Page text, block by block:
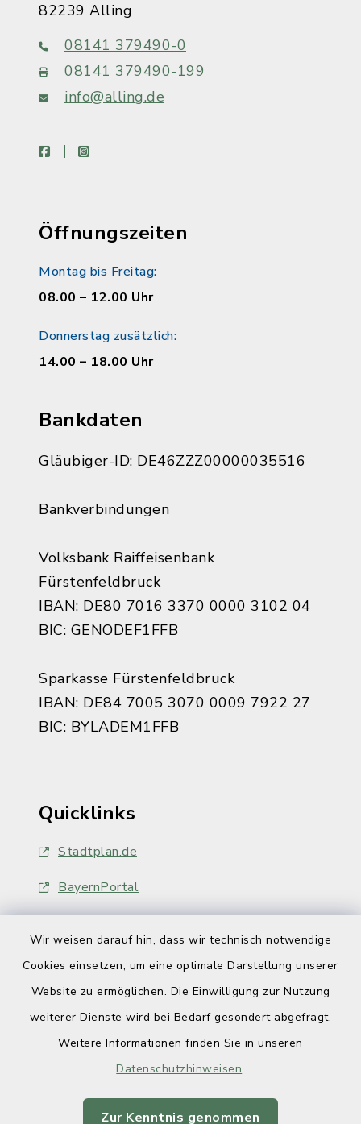
Wir weisen darauf hin, dass wir technisch notwendige
Cookies einsetzen, um eine optimale Darstellung unserer
Website zu ermöglichen. Die Einwilligung zur Nutzung
weiterer Dienste wird bei Bedarf gesondert abgefragt.
Weitere Informationen finden Sie in unseren
Datenschutzhinweisen.
Zur Kenntnis genommen
82239 Alling
08141 379490-0
08141 379490-199
info@alling.de
facebookinstagram
Öffnungszeiten
Montag bis Freitag:
08.00 – 12.00 Uhr
Donnerstag zusätzlich:
14.00 – 18.00 Uhr
Bankdaten
Gläubiger-ID: DE46ZZZ00000035516
Bankverbindungen
Volksbank Raiffeisenbank
Fürstenfeldbruck
IBAN: DE80 7016 3370 0000 3102 04
BIC: GENODEF1FFB
Sparkasse Fürstenfeldbruck
IBAN: DE84 7005 3070 0009 7922 27
BIC: BYLADEM1FFB
Quicklinks
Stadtplan.de
BayernPortal
Barrierefreiheit